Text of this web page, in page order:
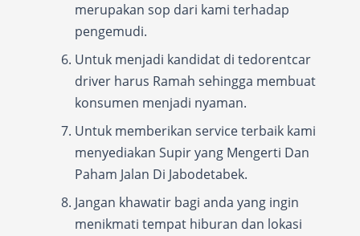
merupakan sop dari kami terhadap
pengemudi.
Untuk menjadi kandidat di tedorentcar
driver harus Ramah sehingga membuat
konsumen menjadi nyaman.
Untuk memberikan service terbaik kami
menyediakan Supir yang Mengerti Dan
Paham Jalan Di Jabodetabek.
Jangan khawatir bagi anda yang ingin
menikmati tempat hiburan dan lokasi